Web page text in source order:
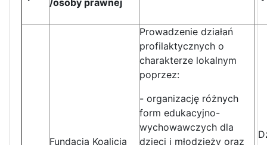
Fundacja Koalicja
Prowadzenie działań
profilaktycznych o
charakterze lokalnym
poprzez:
- organizację różnych
form edukacyjno-
wychowawczych dla
dzieci i młodzieży oraz